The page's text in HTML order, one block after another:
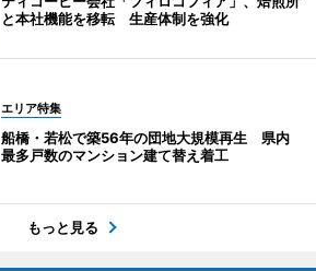
と本社機能を移転 生産体制を強化
エリア特集
船橋・若松で築56年の団地大規模再生 県内
最多戸数のマンション建て替え着工
もっと見る